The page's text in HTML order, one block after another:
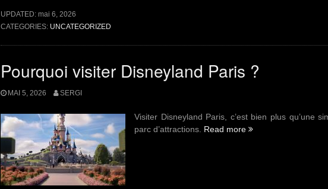
d’une
UPDATED: mai 6, 2026
CATEGORIES: UNCATEGORIZED
Pourquoi visiter Disneyland Paris ?
MAI 5, 2026 SERGI
Visiter Disneyland Paris, c’est bien plus qu’une
parc d’attractions. Read more “Pourquoi